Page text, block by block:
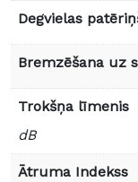
Degvielas
Bremzēšana uz
Trokšņa līmenis
dB
Ātruma Indekss